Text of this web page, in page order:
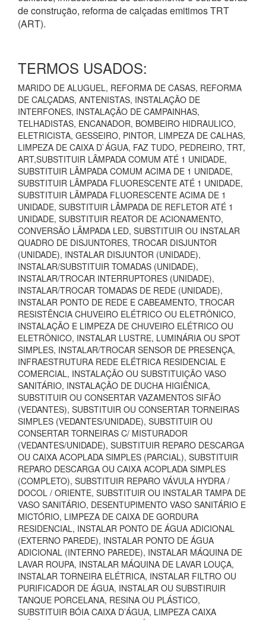
de construção, reforma de calçadas emitimos TRT
(ART).
TERMOS USADOS:
MARIDO DE ALUGUEL, REFORMA DE CASAS, REFORMA
DE CALÇADAS, ANTENISTAS, INSTALAÇÃO DE
INTERFONES, INSTALAÇÃO DE CAMPAINHAS,
TELHADISTAS, ENCANADOR, BOMBEIRO HIDRAULICO,
ELETRICISTA, GESSEIRO, PINTOR, LIMPEZA DE CALHAS,
LIMPEZA DE CAIXA D`ÁGUA, FAZ TUDO, PEDREIRO, TRT,
ART,SUBSTITUIR LÂMPADA COMUM ATÉ 1 UNIDADE,
SUBSTITUIR LÂMPADA COMUM ACIMA DE 1 UNIDADE,
SUBSTITUIR LÂMPADA FLUORESCENTE ATÉ 1 UNIDADE,
SUBSTITUIR LÂMPADA FLUORESCENTE ACIMA DE 1
UNIDADE, SUBSTITUIR LÂMPADA DE REFLETOR ATÉ 1
UNIDADE, SUBSTITUIR REATOR DE ACIONAMENTO,
CONVERSÃO LÂMPADA LED, SUBSTITUIR OU INSTALAR
QUADRO DE DISJUNTORES, TROCAR DISJUNTOR
(UNIDADE), INSTALAR DISJUNTOR (UNIDADE),
INSTALAR/SUBSTITUIR TOMADAS (UNIDADE),
INSTALAR/TROCAR INTERRUPTORES (UNIDADE),
INSTALAR/TROCAR TOMADAS DE REDE (UNIDADE),
INSTALAR PONTO DE REDE E CABEAMENTO, TROCAR
RESISTÊNCIA CHUVEIRO ELÉTRICO OU ELETRÔNICO,
INSTALAÇÃO E LIMPEZA DE CHUVEIRO ELÉTRICO OU
ELETRÔNICO, INSTALAR LUSTRE, LUMINÁRIA OU SPOT
SIMPLES, INSTALAR/TROCAR SENSOR DE PRESENÇA,
INFRAESTRUTURA REDE ELÉTRICA RESIDENCIAL E
COMERCIAL, INSTALAÇÃO OU SUBSTITUIÇÃO VASO
SANITÁRIO, INSTALAÇÃO DE DUCHA HIGIÊNICA,
SUBSTITUIR OU CONSERTAR VAZAMENTOS SIFÃO
(VEDANTES), SUBSTITUIR OU CONSERTAR TORNEIRAS
SIMPLES (VEDANTES/UNIDADE), SUBSTITUIR OU
CONSERTAR TORNEIRAS C/ MISTURADOR
(VEDANTES/UNIDADE), SUBSTITUIR REPARO DESCARGA
OU CAIXA ACOPLADA SIMPLES (PARCIAL), SUBSTITUIR
REPARO DESCARGA OU CAIXA ACOPLADA SIMPLES
(COMPLETO), SUBSTITUIR REPARO VÁVULA HYDRA /
DOCOL / ORIENTE, SUBSTITUIR OU INSTALAR TAMPA DE
VASO SANITÁRIO, DESENTUPIMENTO VASO SANITÁRIO E
MICTÓRIO, LIMPEZA DE CAIXA DE GORDURA
RESIDENCIAL, INSTALAR PONTO DE ÁGUA ADICIONAL
(EXTERNO PAREDE), INSTALAR PONTO DE ÁGUA
ADICIONAL (INTERNO PAREDE), INSTALAR MÁQUINA DE
LAVAR ROUPA, INSTALAR MÁQUINA DE LAVAR LOUÇA,
INSTALAR TORNEIRA ELÉTRICA, INSTALAR FILTRO OU
PURIFICADOR DE ÁGUA, INSTALAR OU SUBSTIRUIR
TANQUE PORCELANA, RESINA OU PLÁSTICO,
SUBSTITUIR BÓIA CAIXA D’ÁGUA, LIMPEZA CAIXA